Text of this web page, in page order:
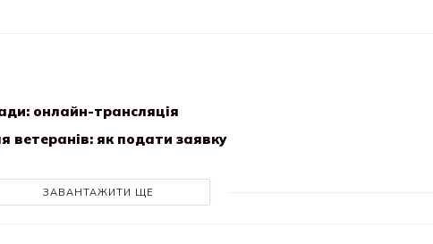
онлайн-трансляція
ветеранів: як подати заявку
ЗАВАНТАЖИТИ ЩЕ